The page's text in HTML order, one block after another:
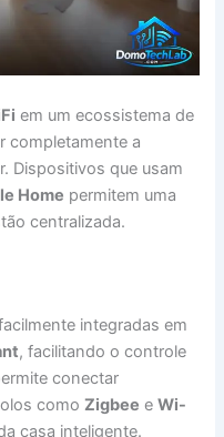
em um ecossistema de
completamente a
Dispositivos que usam
Home permitem uma
centralizada.
integradas em
, facilitando o controle
conectar
comoZigbee eWi-
casa inteligente.